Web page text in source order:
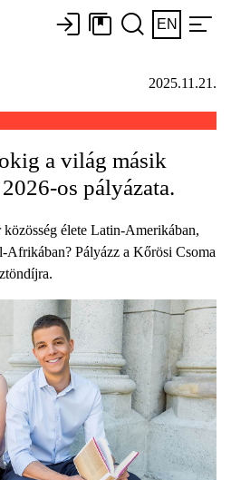
EN
2025.11.21.
a világ másik
os pályázata.
élete Latin-Amerikában,
Afrikában? Pályázz a Kőrösi Csoma